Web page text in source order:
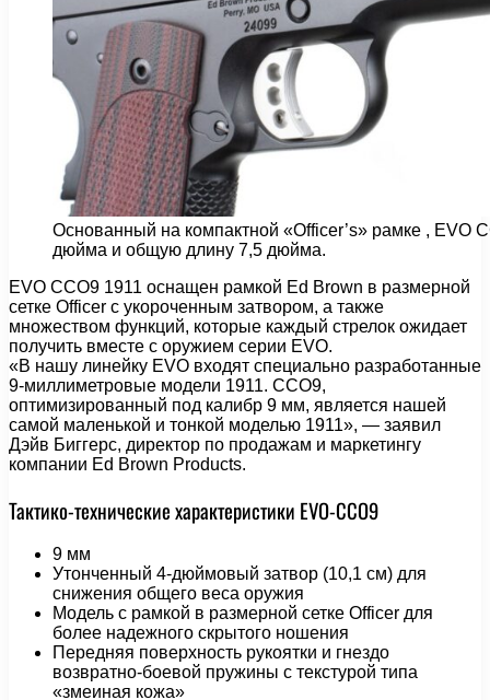
Основанный на компактной «Officer’s» рамке , EVO
дюйма и общую длину 7,5 дюйма.
EVO CCO9 1911 оснащен рамкой Ed Brown в размерной
сетке Officer с укороченным затвором, а также
множеством функций, которые каждый стрелок ожидает
получить вместе с оружием серии EVO.
«В нашу линейку EVO входят специально разработанные
9-миллиметровые модели 1911. CCO9,
оптимизированный под калибр 9 мм, является нашей
самой маленькой и тонкой моделью 1911», — заявил
Дэйв Биггерс, директор по продажам и маркетингу
компании Ed Brown Products.
Тактико-технические характеристики EVO-CCO9
9 мм
Утонченный 4-дюймовый затвор (10,1 см) для
снижения общего веса оружия
Модель с рамкой в размерной сетке Officer для
более надежного скрытого ношения
Передняя поверхность рукоятки и гнездо
возвратно-боевой пружины с текстурой типа
«змеиная кожа»